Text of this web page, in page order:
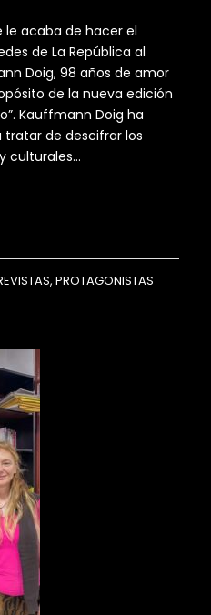
le acaba de hacer el
de La República al
Doig, 98 años de amor
de la nueva edición
Kauffmann Doig ha
de descifrar los
culturales...
, PROTAGONISTAS